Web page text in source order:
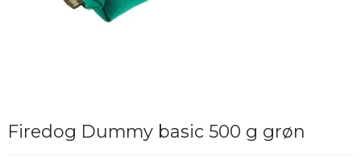
Firedog Dummy basic 500 g grøn